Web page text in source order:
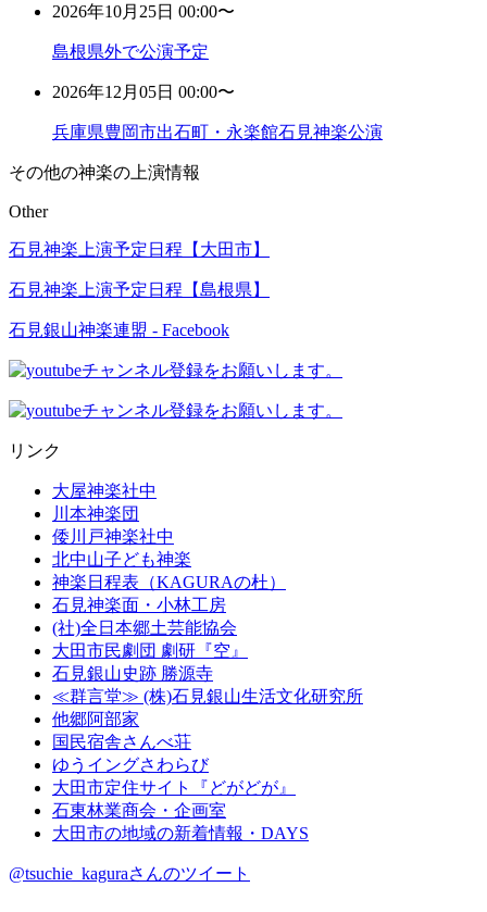
2026年10月25日 00:00〜
島根県外で公演予定
2026年12月05日 00:00〜
兵庫県豊岡市出石町・永楽館石見神楽公演
その他の神楽の上演情報
Other
石見神楽上演予定日程【大田市】
石見神楽上演予定日程【島根県】
石見銀山神楽連盟 - Facebook
リンク
大屋神楽社中
川本神楽団
倭川戸神楽社中
北中山子ども神楽
神楽日程表（KAGURAの杜）
石見神楽面・小林工房
(社)全日本郷土芸能協会
大田市民劇団 劇研『空』
石見銀山史跡 勝源寺
≪群言堂≫ (株)石見銀山生活文化研究所
他郷阿部家
国民宿舎さんべ荘
ゆうイングさわらび
大田市定住サイト『どがどが』
石東林業商会・企画室
大田市の地域の新着情報・DAYS
@tsuchie_kaguraさんのツイート